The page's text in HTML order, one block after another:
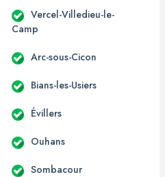
Vercel-Villedieu-le-
Camp
Arc-sous-Cicon
Bians-les-Usiers
Évillers
Ouhans
Sombacour